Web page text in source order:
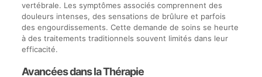
vertébrale. Les symptômes associés comprennent des
douleurs intenses, des sensations de brûlure et parfois
des engourdissements. Cette demande de soins se heurte
à des traitements traditionnels souvent limités dans leur
efficacité.
Avancées dans la Thérapie